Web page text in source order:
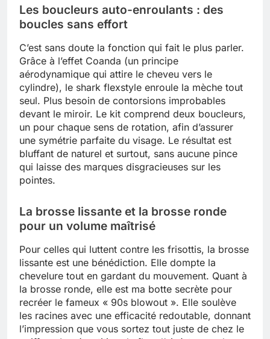
Les boucleurs auto-enroulants : des
boucles sans effort
C’est sans doute la fonction qui fait le plus parler.
Grâce à l’effet Coanda (un principe
aérodynamique qui attire le cheveu vers le
cylindre), le shark flexstyle enroule la mèche tout
seul. Plus besoin de contorsions improbables
devant le miroir. Le kit comprend deux boucleurs,
un pour chaque sens de rotation, afin d’assurer
une symétrie parfaite du visage. Le résultat est
bluffant de naturel et surtout, sans aucune pince
qui laisse des marques disgracieuses sur les
pointes.
La brosse lissante et la brosse ronde
pour un volume maîtrisé
Pour celles qui luttent contre les frisottis, la brosse
lissante est une bénédiction. Elle dompte la
chevelure tout en gardant du mouvement. Quant à
la brosse ronde, elle est ma botte secrète pour
recréer le fameux « 90s blowout ». Elle soulève
les racines avec une efficacité redoutable, donnant
l’impression que vous sortez tout juste de chez le